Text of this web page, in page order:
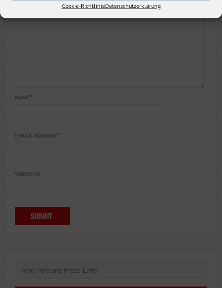
Cookie-RichtlinieDatenschutzerklärung
NAME*
E-MAIL-ADRESSE*
WEBSEITE